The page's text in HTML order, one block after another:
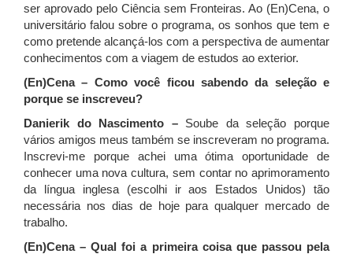
ser aprovado pelo Ciência sem Fronteiras. Ao (En)Cena, o
universitário falou sobre o programa, os sonhos que tem e
como pretende alcançá-los com a perspectiva de aumentar
conhecimentos com a viagem de estudos ao exterior.
(En)Cena – Como você ficou sabendo da seleção e
porque se inscreveu?
Danierik do Nascimento – Soube da seleção porque
vários amigos meus também se inscreveram no programa.
Inscrevi-me porque achei uma ótima oportunidade de
conhecer uma nova cultura, sem contar no aprimoramento
da língua inglesa (escolhi ir aos Estados Unidos) tão
necessária nos dias de hoje para qualquer mercado de
trabalho.
(En)Cena – Qual foi a primeira coisa que passou pela